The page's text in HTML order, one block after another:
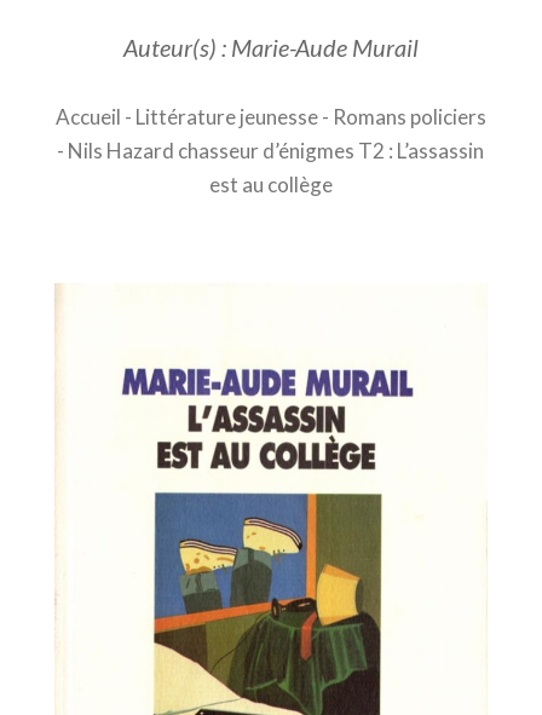
Auteur(s) : Marie-Aude Murail
Accueil - Littérature jeunesse- Romans policiers
- Nils Hazard chasseur d’énigmes T2 : L’assassin
est au collège